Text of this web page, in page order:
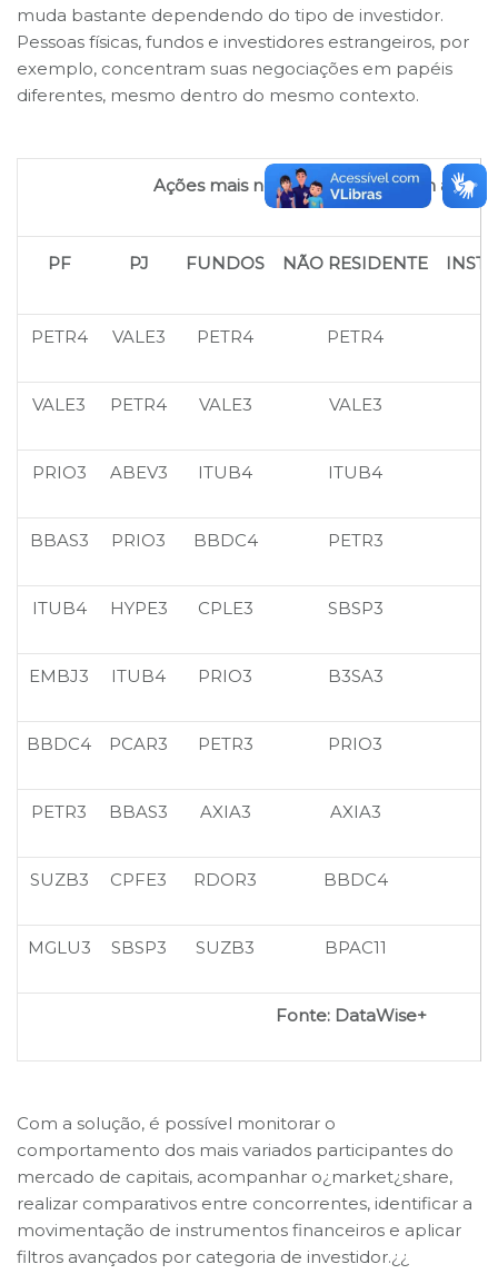
muda bastante dependendo do tipo de investidor.
Pessoas físicas, fundos e investidores estrangeiros, por
exemplo, concentram suas negociações em papéis
diferentes, mesmo dentro do mesmo contexto.
Ações mais negociadas na B3 em abril
PF PJ FUNDOS NÃO RESIDENTE
PETR4 VALE3 PETR4 PETR4
VALE3 PETR4 VALE3 VALE3
PRIO3 ABEV3 ITUB4 ITUB4
BBAS3 PRIO3 BBDC4 PETR3
ITUB4 HYPE3 CPLE3 SBSP3
EMBJ3 ITUB4 PRIO3 B3SA3
BBDC4 PCAR3 PETR3 PRIO3
PETR3 BBAS3 AXIA3 AXIA3
SUZB3 CPFE3 RDOR3 BBDC4
MGLU3 SBSP3 SUZB3 BPAC11
Fonte: DataWise+
Com a solução, é possível monitorar o
comportamento dos mais variados participantes do
mercado de capitais, acompanhar o¿market¿share,
realizar comparativos entre concorrentes, identificar a
movimentação de instrumentos financeiros e aplicar
filtros avançados por categoria de investidor.¿¿